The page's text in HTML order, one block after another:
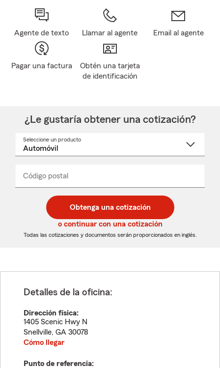
Agente de texto Llamar al agente Email al agente
Pagar una factura
Obtén una tarjeta
de identificación
¿Le gustaría obtener una cotización?
Seleccione un producto
desplegable
Código postal
de
5
dígitos
de
5
dígitos
_____
Obtenga una cotización
o continuar con una cotización
Todas las cotizaciones y documentos serán proporcionados en inglés.
Detalles de la oficina:
Dirección física:
1405 Scenic Hwy N
Snellville, GA 30078
Cómo llegar
Punto de referencia: